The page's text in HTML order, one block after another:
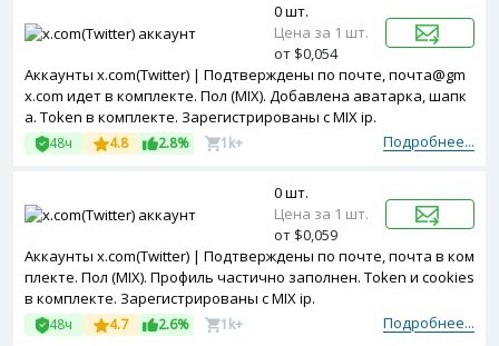
Аккаунты x.com(Twitter) | Подтверждены по почте, почта@gm
x.com идет в комплекте. Пол (MIX). Добавлена аватарка, шапк
а. Token в комплекте. Зарегистрированы с MIX ip.
Подробнее...
48ч 4.8 2.8% 1k+
0 шт.
Цена за 1 шт.
от $0,054
Аккаунты x.com(Twitter) | Подтверждены по почте, почта в ком
плекте. Пол (MIX). Профиль частично заполнен. Token и cookies
в комплекте. Зарегистрированы с MIX ip.
Подробнее...
48ч 4.7 2.6% 1k+
0 шт.
Цена за 1 шт.
от $0,059